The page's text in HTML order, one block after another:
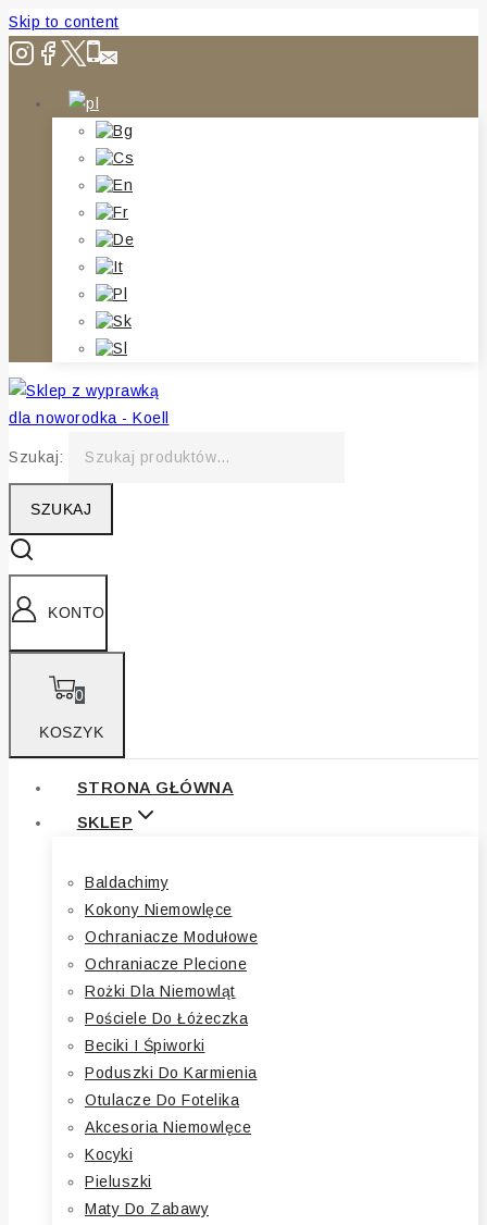
Skip to content
Szukaj:
SZUKAJ
KONTO
0
KOSZYK
STRONA GŁÓWNA
SKLEP
Baldachimy
Kokony Niemowlęce
Ochraniacze Modułowe
Ochraniacze Plecione
Rożki Dla Niemowląt
Pościele Do Łóżeczka
Beciki I Śpiworki
Poduszki Do Karmienia
Otulacze Do Fotelika
Akcesoria Niemowlęce
Kocyki
Pieluszki
Maty Do Zabawy